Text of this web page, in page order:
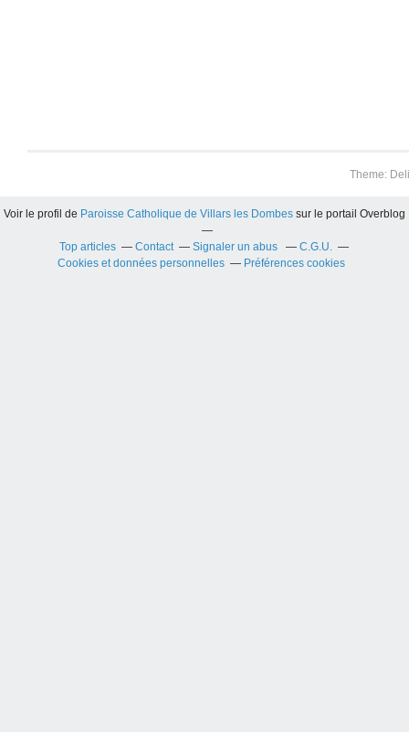
Theme:
Voir le profil de Paroisse Catholique de Villars les Dombes sur le portail Overblog
Top articles Contact Signaler un abus
C.G.U.
Cookies et données personnelles
Préférences cookies